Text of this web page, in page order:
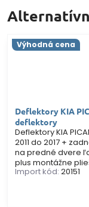
Deflektory KIA
deflektory
Výhodná cena
Deflektory KIA
2011 do 2017 +
na predné dvere
plus montážne
Import kód: 20151